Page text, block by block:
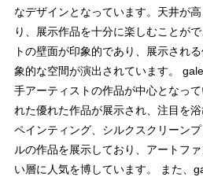
なデザインとなっています。天井が
り、展示作品を十分に楽しむことが
トの壁面が印象的であり、展示され
象的な空間が演出されています。
手アーティストの作品が中心となっ
れた優れた作品が展示され、注目を
ペインティング、シルクスクリーン
ルの作品を展示しており、アートフ
い層に人気を博しています。 また、